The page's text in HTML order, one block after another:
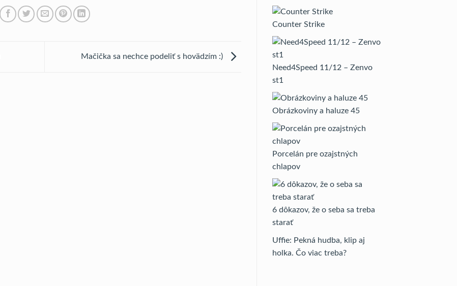
Mačička sa nechce podeliť s hovädzím :)
Counter Strike
Need4Speed 11/12 – Zenvo
st1
Obrázkoviny a haluze 45
Porcelán pre ozajstných
chlapov
6 dôkazov, že o seba sa treba
starať
Uffie: Pekná hudba, klip aj
holka. Čo viac treba?